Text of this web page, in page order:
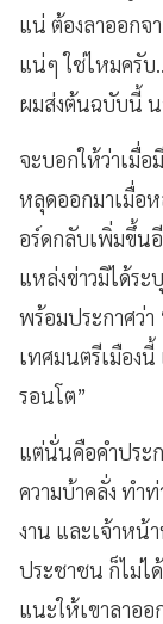
แน่ ต้องลาออกจ
แน่ๆ ใช่ไหมครับ
ผมส่งต้นฉบับนี้ น
จะบอกให้ว่าเมื่อ
หลุดออกมาเมื่อ
อร์ดกลับเพิ่มขึ้น
แหล่งข่าวมิได้ระ
พร้อมประกาศว่
เทศมนตรีเมือง
รอนโต”
แต่นั่นคือคำประ
ความบ้าคลั่ง ทำ
งาน และเจ้าหน้
ประชาชน ก็ไม่ไ
แนะให้เขาลาอ